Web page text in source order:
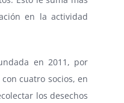
en la actividad
en 2011, por
cuatro socios, en
los desechos